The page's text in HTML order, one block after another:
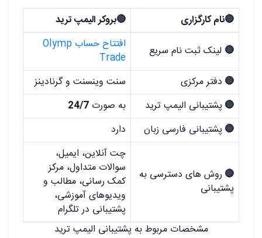
🔴نام کارگزاری
🔴بروکر الیمپ ترید
🔴 لینک ثبت نام سریع
افتتاح حساب Olymp
Trade
🔴 دفتر مرکزی
سنت وینسنت و گرنادینز
🔴 پشتیبانی الیمپ ترید به صورت 24/7
🔴 پشتیبانی فارسی زبان دارد
🔴 روش های دسترسی به
پشتیبانی
چت آنلاین، ایمیل،
سوالات متداول، مرکز
کمک رسانی، مطالب و
ویدیوهای آموزشی،
پشتیبانی در تلگرام
مشخصات مربوط به پشتیبانی الیمپ ترید